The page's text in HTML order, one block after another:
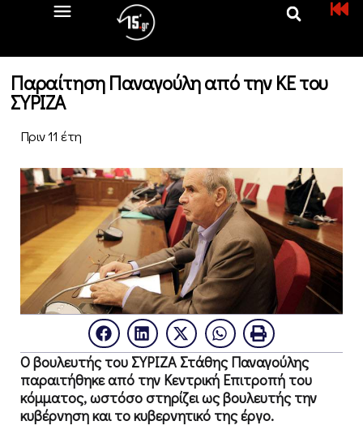
Παραίτηση Παναγούλη από την ΚΕ του
ΣΥΡΙΖΑ
Πριν 11 έτη
Ο βουλευτής του ΣΥΡΙΖΑ Στάθης Παναγούλης
παραιτήθηκε από την Κεντρική Επιτροπή του
κόμματος, ωστόσο στηρίζει ως βουλευτής την
κυβέρνηση και το κυβερνητικό της έργο.